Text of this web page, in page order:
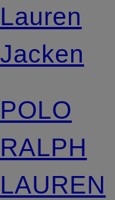
Lauren
Jacken
POLO
RALPH
LAUREN